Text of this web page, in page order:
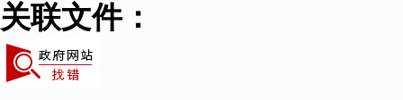
关联文件：